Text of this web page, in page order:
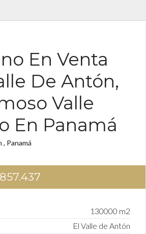
En Venta
De Antón,
Valle
En Panamá
Panamá
130000 m2
El Valle de Antón